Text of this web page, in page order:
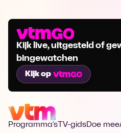
Kijk live, uitgesteld of
bingewatchen
Kijk op
Programma's TV-gidsDoe mee